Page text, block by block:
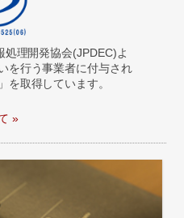
理開発協会(JPDEC)よ
を行う事業者に付与され
を取得しています。
»